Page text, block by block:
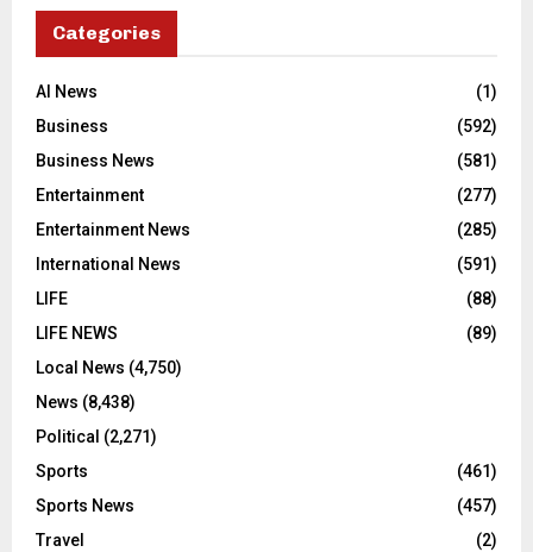
Categories
AI News
(1)
Business
(592)
Business News
(581)
Entertainment
(277)
Entertainment News
(285)
International News
(591)
LIFE
(88)
LIFE NEWS
(89)
Local News (4,750)
News (8,438)
Political (2,271)
Sports
(461)
Sports News
(457)
Travel
(2)